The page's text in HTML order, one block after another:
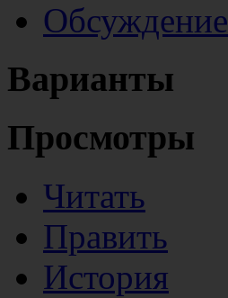
Обсуждение
Варианты
Просмотры
Читать
Править
История